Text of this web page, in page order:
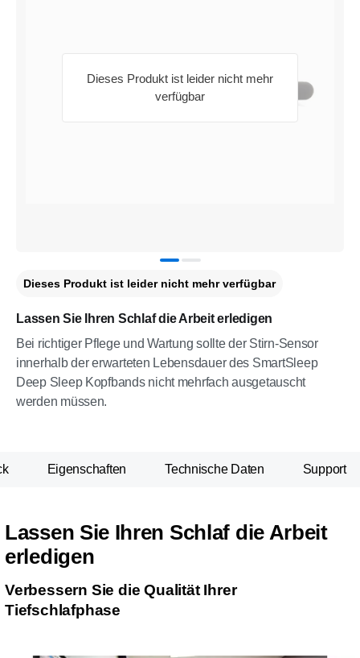
Dieses Produkt ist leider nicht mehr
verfügbar
Lassen Sie Ihren Schlaf die Arbeit erledigen
Bei richtiger Pflege und Wartung sollte der Stirn-Sensor
innerhalb der erwarteten Lebensdauer des SmartSleep
Deep Sleep Kopfbands nicht mehrfach ausgetauscht
werden müssen.
Dieses Produkt ist leider nicht mehr verfügbar
Eigenschaften Technische Daten Support
Lassen Sie Ihren Schlaf die Arbeit
erledigen
Verbessern Sie die Qualität Ihrer
Tiefschlafphase